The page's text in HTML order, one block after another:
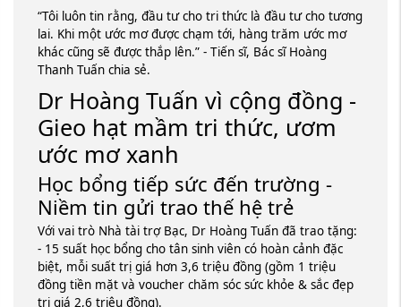
“Tôi luôn tin rằng, đầu tư cho tri thức là đầu tư cho tương
lai. Khi một ước mơ được chạm tới, hàng trăm ước mơ
khác cũng sẽ được thắp lên.” - Tiến sĩ, Bác sĩ Hoàng
Thanh Tuấn chia sẻ.
Dr Hoàng Tuấn vì cộng đồng -
Gieo hạt mầm tri thức, ươm
ước mơ xanh
Học bổng tiếp sức đến trường -
Niềm tin gửi trao thế hệ trẻ
Với vai trò Nhà tài trợ Bạc, Dr Hoàng Tuấn đã trao tặng:
- 15 suất học bổng cho tân sinh viên có hoàn cảnh đặc
biệt, mỗi suất trị giá hơn 3,6 triệu đồng (gồm 1 triệu
đồng tiền mặt và voucher chăm sóc sức khỏe & sắc đẹp
trị giá 2,6 triệu đồng).